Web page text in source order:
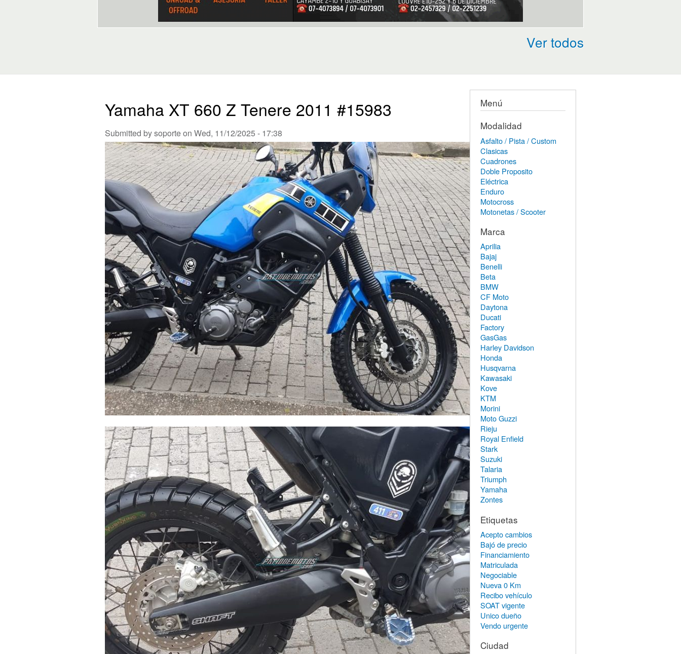
Ver todos
Yamaha XT 660 Z Tenere 2011 #15983
Submitted bysoporteon Wed, 11/12/2025 - 17:38
Menú
Modalidad
Asfalto / Pista / Custom
Clasicas
Cuadrones
Doble Proposito
Eléctrica
Enduro
Motocross
Motonetas / Scooter
Marca
Aprilia
Bajaj
Benelli
Beta
BMW
CF Moto
Daytona
Ducati
Factory
GasGas
Harley Davidson
Honda
Husqvarna
Kawasaki
Kove
KTM
Morini
Moto Guzzi
Rieju
Royal Enfield
Stark
Suzuki
Talaria
Triumph
Yamaha
Zontes
Etiquetas
Acepto cambios
Bajó de precio
Financiamiento
Matriculada
Negociable
Nueva 0 Km
Recibo vehículo
SOAT vigente
Unico dueño
Vendo urgente
Ciudad